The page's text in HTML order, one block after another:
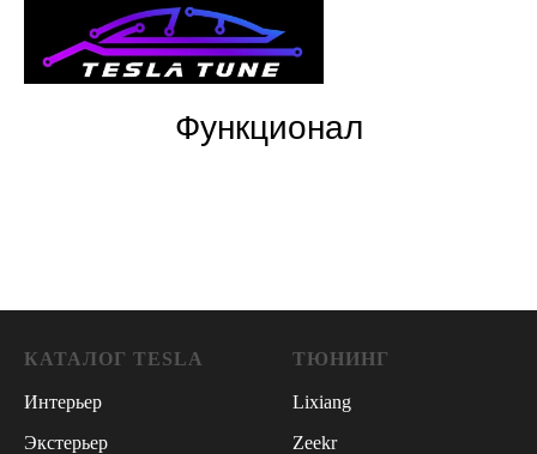
Функционал
КАТАЛОГ TESLA
Интерьер
Экстерьер
ТЮНИНГ
Lixiang
Zeekr